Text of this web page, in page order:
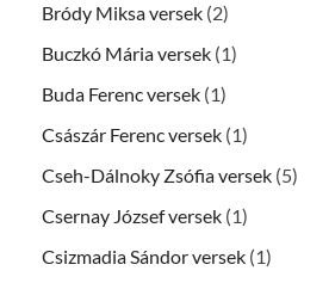
Bródy Miksa versek (2)
Buczkó Mária versek (1)
Buda Ferenc versek (1)
Császár Ferenc versek (1)
Cseh-Dálnoky Zsófia versek (5)
Csernay József versek (1)
Csizmadia Sándor versek (1)